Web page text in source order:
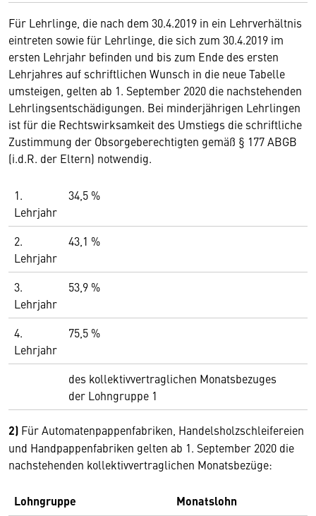
Für Lehrlinge, die nach dem 30.4.2019 in ein Lehrverhältnis
eintreten sowie für Lehrlinge, die sich zum 30.4.2019 im
ersten Lehrjahr befinden und bis zum Ende des ersten
Lehrjahres auf schriftlichen Wunsch in die neue Tabelle
umsteigen, gelten ab 1. September 2020 die nachstehenden
Lehrlingsentschädigungen. Bei minderjährigen Lehrlingen
ist für die Rechtswirksamkeit des Umstiegs die schriftliche
Zustimmung der Obsorgeberechtigten gemäß § 177 ABGB
(i.d.R. der Eltern) notwendig.
1.
Lehrjahr
34,5 %
2.
Lehrjahr
43,1 %
3.
Lehrjahr
53,9 %
4.
Lehrjahr
75,5 %
des kollektivvertraglichen Monatsbezuges
der Lohngruppe 1
2) Für Automatenpappenfabriken, Handelsholzschleifereien
und Handpappenfabriken gelten ab 1. September 2020 die
nachstehenden kollektivvertraglichen Monatsbezüge:
Lohngruppe Monatslohn